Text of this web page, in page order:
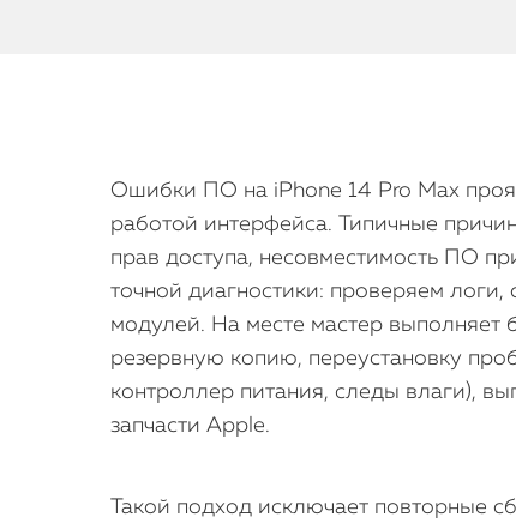
Ошибки ПО на iPhone 14 Pro Max
работой интерфейса. Типичные
прав доступа, несовместимость ПО
точной диагностики: проверяем
модулей. На месте мастер выполняет
резервную копию, переустановку
контроллер питания, следы влаги),
запчасти Apple.
Такой подход исключает повторные